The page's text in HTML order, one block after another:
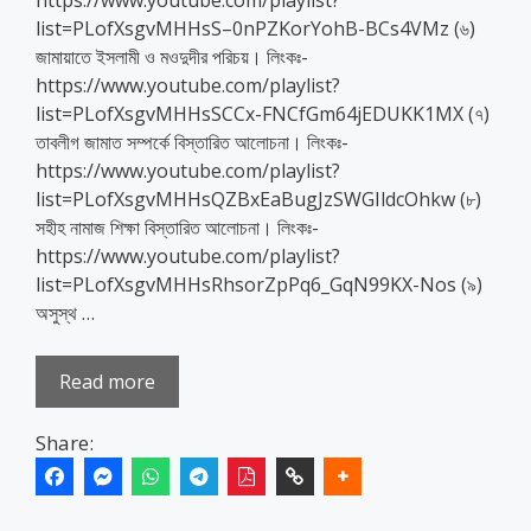
list=PLofXsgvMHHsS–0nPZKorYohB-BCs4VMz (৬)
জামায়াতে ইসলামী ও মওদুদীর পরিচয়। লিংকঃ-
https://www.youtube.com/playlist?
list=PLofXsgvMHHsSCCx-FNCfGm64jEDUKK1MX (৭)
তাবলীগ জামাত সম্পর্কে বিস্তারিত আলোচনা। লিংকঃ-
https://www.youtube.com/playlist?
list=PLofXsgvMHHsQZBxEaBugJzSWGIldcOhkw (৮)
সহীহ নামাজ শিক্ষা বিস্তারিত আলোচনা। লিংকঃ-
https://www.youtube.com/playlist?
list=PLofXsgvMHHsRhsorZpPq6_GqN99KX-Nos (৯)
অসুস্থ …
Read more
Share: